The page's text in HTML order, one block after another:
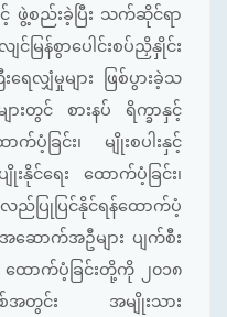
င့် ဖွဲ့စည်းခဲ့ပြီး သက်ဆိုင်ရာ
န်စွာပေါင်းစပ်ညှိနှိုင်း
ရေလျှံမှုများ ဖြစ်ပွားခဲ့သ
းတွင် စားနပ် ရိက္ခာနှင့်
ပံ့ခြင်း၊ မျိုးစပါးနှင့်
းနိုင်ရေး ထောက်ပံ့ခြင်း၊
လည်ပြုပြင်နိုင်ရန်ထောက်ပံ့
ဆောက်အဦများ ပျက်စီး
ောက်ပံ့ခြင်းတို့ကို ၂၀၁၈
င်း အမျိုးသား